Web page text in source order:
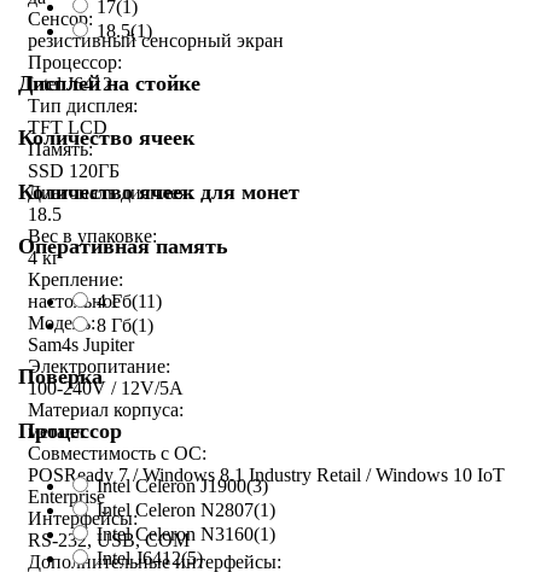
17(1)
18.5(1)
Дисплей на стойке
Количество ячеек
Количество ячеек для монет
Оперативная память
4 Гб(11)
8 Гб(1)
Поверка
Процессор
Intel Celeron J1900(3)
Intel Celeron N2807(1)
Intel Celeron N3160(1)
Intel J6412(5)
Сенсор:
резистивный сенсорный экран
Процессор:
Intel J6412
Тип дисплея:
TFT LCD
Память:
SSD 120ГБ
Диагональ дисплея:
18.5
Вес в упаковке:
4 кг
Крепление:
настольное
Модель:
Sam4s Jupiter
Электропитание:
100-240V / 12V/5A
Материал корпуса:
металл
Совместимость с ОС:
POSReady 7 / Windows 8.1 Industry Retail / Windows 10 IoT
Enterprise
Интерфейсы:
RS-232, USB, COM
Дополнительные интерфейсы: